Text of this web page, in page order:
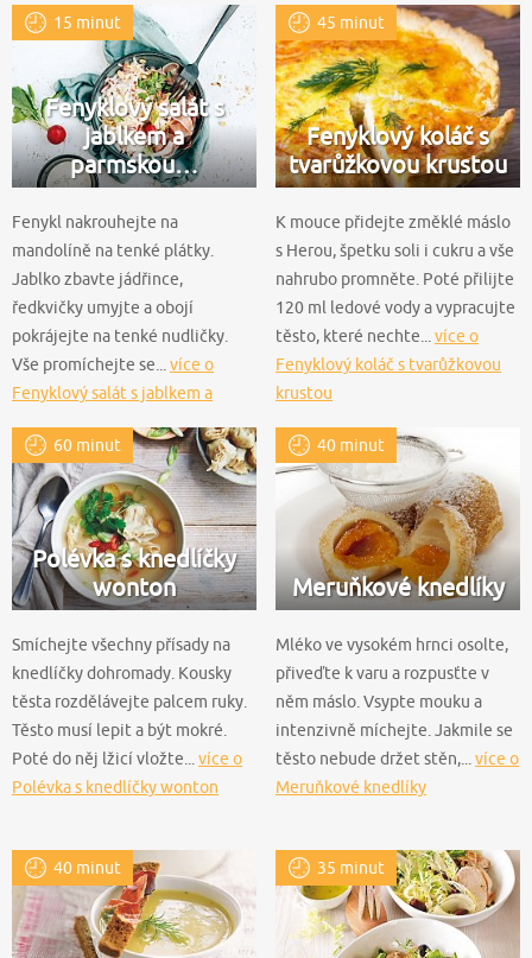
15 minut
Fenyklový salát s
jablkem a
parmskou…
Fenykl nakrouhejte na
mandolíně na tenké plátky.
Jablko zbavte jádřince,
ředkvičky umyjte a obojí
pokrájejte na tenké nudličky.
Vše promíchejte se... více o
Fenyklový salát s jablkem a
45 minut
Fenyklový koláč s
tvarůžkovou krustou
K mouce přidejte změklé máslo
s Herou, špetku soli i cukru a vše
nahrubo promněte. Poté přilijte
120 ml ledové vody a vypracujte
těsto, které nechte... více o
Fenyklový koláč s tvarůžkovou
krustou
60 minut
Polévka s knedlíčky
wonton
Smíchejte všechny přísady na
knedlíčky dohromady. Kousky
těsta rozdělávejte palcem ruky.
Těsto musí lepit a být mokré.
Poté do něj lžicí vložte...více o
Polévka s knedlíčky wonton
40 minut
Meruňkové knedlíky
Mléko ve vysokém hrnci osolte,
přiveďte k varu a rozpusťte v
něm máslo. Vsypte mouku a
intenzivně míchejte. Jakmile se
těsto nebude držet stěn,...více o
Meruňkové knedlíky
40 minut 35 minut